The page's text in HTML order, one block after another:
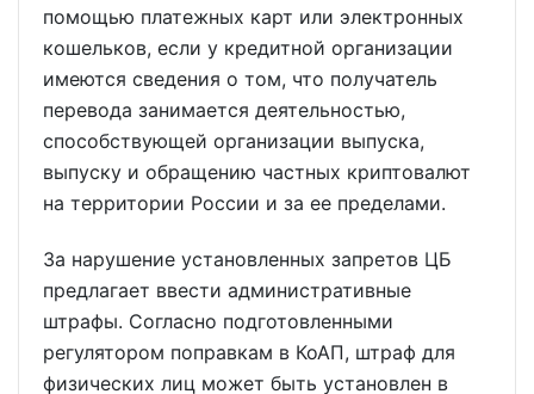
помощью платежных карт или электронных
кошельков, если у кредитной организации
имеются сведения о том, что получатель
перевода занимается деятельностью,
способствующей организации выпуска,
выпуску и обращению частных криптовалют
на территории России и за ее пределами.
За нарушение установленных запретов ЦБ
предлагает ввести административные
штрафы. Согласно подготовленными
регулятором поправкам в КоАП, штраф для
физических лиц может быть установлен в